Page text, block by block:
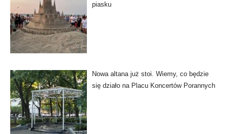
piasku
Nowa altana już stoi. Wiemy, co będzie
się działo na Placu Koncertów Porannych